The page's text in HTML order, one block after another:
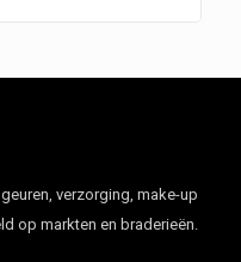
verzorging, make-up
op markten en braderieën.